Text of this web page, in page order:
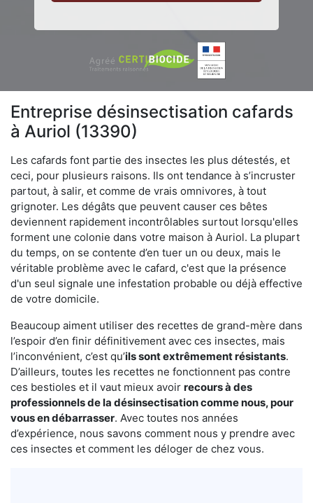
Entreprise désinsectisation cafards
à Auriol (13390)
Les cafards font partie des insectes les plus détestés, et
ceci, pour plusieurs raisons. Ils ont tendance à s’incruster
partout, à salir, et comme de vrais omnivores, à tout
grignoter. Les dégâts que peuvent causer ces bêtes
deviennent rapidement incontrôlables surtout lorsqu'elles
forment une colonie dans votre maison à Auriol. La plupart
du temps, on se contente d’en tuer un ou deux, mais le
véritable problème avec le cafard, c'est que la présence
d'un seul signale une infestation probable ou déjà effective
de votre domicile.
Beaucoup aiment utiliser des recettes de grand-mère dans
l’espoir d’en finir définitivement avec ces insectes, mais
l’inconvénient, c’est qu’ils sont extrêmement résistants.
D’ailleurs, toutes les recettes ne fonctionnent pas contre
ces bestioles et il vaut mieux avoir recours à des
professionnels de la désinsectisation comme nous, pour
vous en débarrasser. Avec toutes nos années
d’expérience, nous savons comment nous y prendre avec
ces insectes et comment les déloger de chez vous.